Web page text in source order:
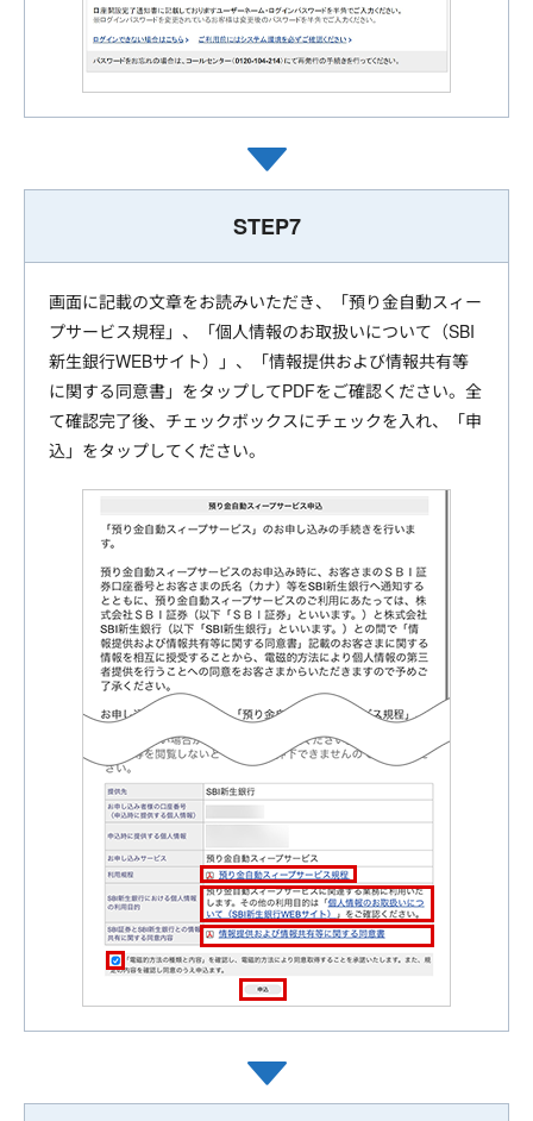
STEP7
画面に記載の文章をお読みいただき、「預り金自動スィー
プサービス規程」、「個人情報のお取扱いについて（SBI
新生銀行WEBサイト）」、「情報提供および情報共有等
に関する同意書」をタップしてPDFをご確認ください。全
て確認完了後、チェックボックスにチェックを入れ、「申
込」をタップしてください。